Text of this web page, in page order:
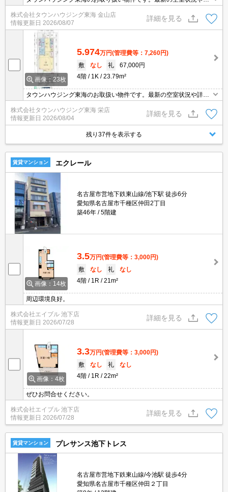
詳細などお気軽にお問い合わせ下さい。
株式会社タウンハウジング東海 金山店
情報更新日 2026/08/07
詳細を見る
画像：23枚
5.974万円(管理費等：7,260円)
敷
なし 礼
67,000円
4階
1K 23.79m²
タウンハウジング東海のお取扱い物件です。最新の空室状況や詳細
などお気軽にお問い合わせください。
株式会社タウンハウジング東海 栄店
情報更新日 2026/08/04
詳細を見る
残り37件を表示する
賃貸マンション エクレール
名古屋市営地下鉄東山線/池下駅 徒歩6分
愛知県名古屋市千種区仲田2丁目
築46年
5階建
画像：14枚
3.5万円(管理費等：3,000円)
敷
なし 礼
なし
4階
1R 21m²
周辺環境良好。
株式会社エイブル 池下店
情報更新日 2026/07/28
詳細を見る
画像：4枚
3.3万円(管理費等：3,000円)
敷
なし 礼
なし
4階
1R 22m²
ぜひお問合せください。
株式会社エイブル 池下店
情報更新日 2026/07/28
詳細を見る
賃貸マンション プレサンス池下トレス
名古屋市営地下鉄東山線/今池駅 徒歩4分
愛知県名古屋市千種区仲田２丁目